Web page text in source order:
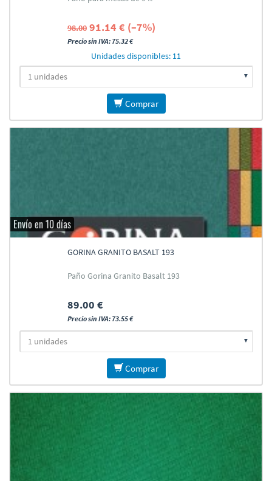
98.00 91.14 € (–7%)
Precio sin IVA: 75.32 €
Unidades disponibles: 11
Comprar
Envío en 10 días
GORINA GRANITO BASALT 193
Paño Gorina Granito Basalt 193
89.00 €
Precio sin IVA: 73.55 €
Comprar